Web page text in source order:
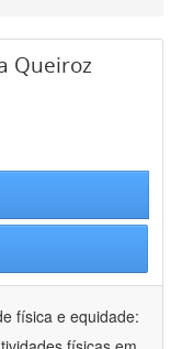
Queiroz
física e equidade: